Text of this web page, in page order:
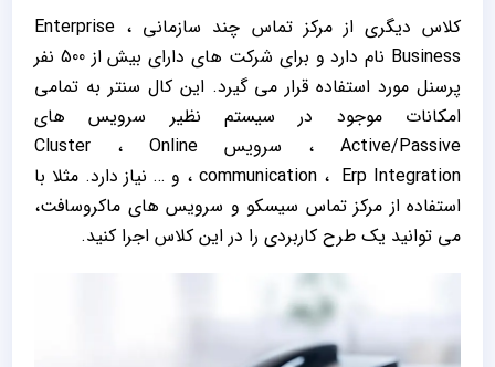
کلاس دیگری از مرکز تماس چند سازمانی ، Enterprise
Business نام دارد و برای شرکت های دارای بیش از 500 نفر
پرسنل مورد استفاده قرار می گیرد. این کال سنتر به تمامی
امکانات موجود در سیستم نظیر سرویس های
Active/Passive ، سرویس Cluster ، Online
communication ، Erp Integration ، و … نیاز دارد. مثلا با
استفاده از مرکز تماس سیسکو و سرویس های ماکروسافت،
می توانید یک طرح کاربردی را در این کلاس اجرا کنید.